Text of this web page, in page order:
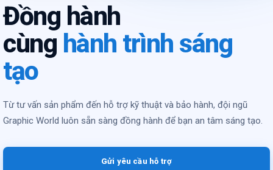
Đồng hành
cùng hành trình sáng
tạo
Từ tư vấn sản phẩm đến hỗ trợ kỹ thuật và bảo hành, đội ngũ
Graphic World luôn sẵn sàng đồng hành để bạn an tâm sáng tạo.
Gửi yêu cầu hỗ trợ